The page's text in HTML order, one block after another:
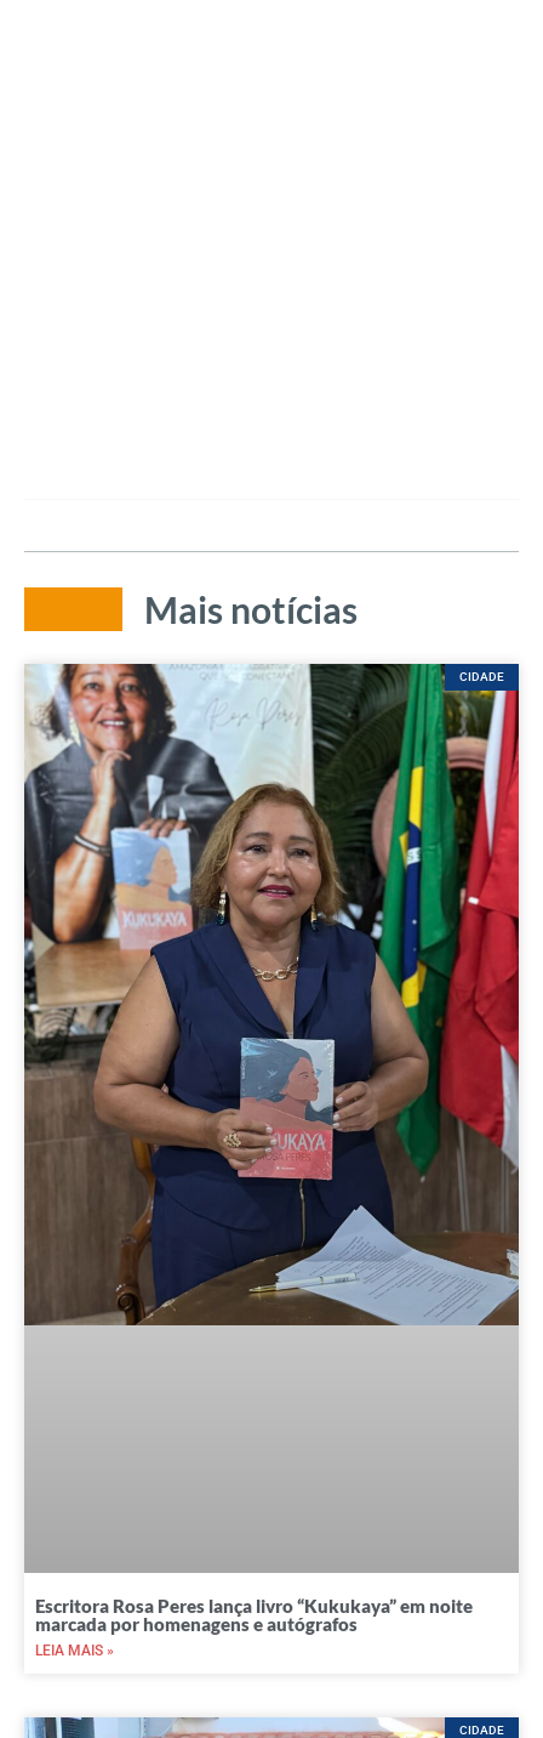
Mais notícias
CIDADE
Escritora Rosa Peres lança livro “Kukukaya” em noite
marcada por homenagens e autógrafos
LEIA MAIS »
CIDADE